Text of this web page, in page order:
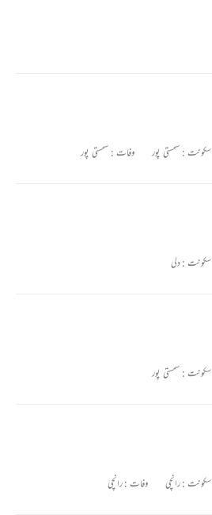
سکونت : سمستی پور وفات : سمستی پور
سکونت :دلی
سکونت : سمستی پور
سکونت :رانچی وفات :رانچی